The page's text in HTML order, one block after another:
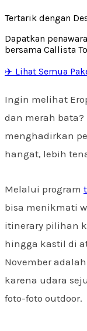
Tertarik dengan
Dapatkan
bersama Callista
✈️ Lihat Semua
Ingin melihat
dan merah bata?
menghadirkan
hangat, lebih
Melalui program
bisa menikmati
itinerary pilihan
hingga kastil di
November
karena udara
foto-foto outdoor.